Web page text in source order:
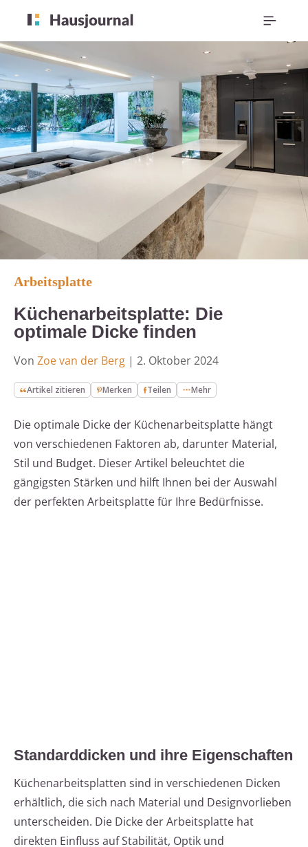
Arbeitsplatte
Küchenarbeitsplatte: Die
optimale Dicke finden
Von Zoe van der Berg | 2. Oktober 2024
Artikel zitieren Merken Teilen Mehr
Die optimale Dicke der Küchenarbeitsplatte hängt
von verschiedenen Faktoren ab, darunter Material,
Stil und Budget. Dieser Artikel beleuchtet die
gängigsten Stärken und hilft Ihnen bei der Auswahl
der perfekten Arbeitsplatte für Ihre Bedürfnisse.
Standarddicken und ihre Eigenschaften
Küchenarbeitsplatten sind in verschiedenen Dicken
erhältlich, die sich nach Material und Designvorlieben
unterscheiden. Die Dicke der Arbeitsplatte hat
direkten Einfluss auf Stabilität, Optik und